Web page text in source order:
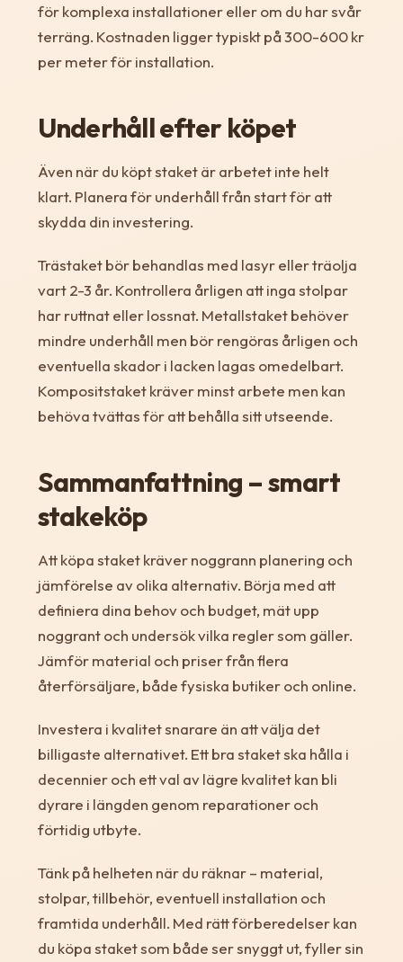
för komplexa installationer eller om du har svår
terräng. Kostnaden ligger typiskt på 300-600 kr
per meter för installation.
Underhåll efter köpet
Även när du köpt staket är arbetet inte helt
klart. Planera för underhåll från start för att
skydda din investering.
Trästaket bör behandlas med lasyr eller träolja
vart 2-3 år. Kontrollera årligen att inga stolpar
har ruttnat eller lossnat. Metallstaket behöver
mindre underhåll men bör rengöras årligen och
eventuella skador i lacken lagas omedelbart.
Kompositstaket kräver minst arbete men kan
behöva tvättas för att behålla sitt utseende.
Sammanfattning – smart
stakeköp
Att köpa staket kräver noggrann planering och
jämförelse av olika alternativ. Börja med att
definiera dina behov och budget, mät upp
noggrant och undersök vilka regler som gäller.
Jämför material och priser från flera
återförsäljare, både fysiska butiker och online.
Investera i kvalitet snarare än att välja det
billigaste alternativet. Ett bra staket ska hålla i
decennier och ett val av lägre kvalitet kan bli
dyrare i längden genom reparationer och
förtidig utbyte.
Tänk på helheten när du räknar – material,
stolpar, tillbehör, eventuell installation och
framtida underhåll. Med rätt förberedelser kan
du köpa staket som både ser snyggt ut, fyller sin